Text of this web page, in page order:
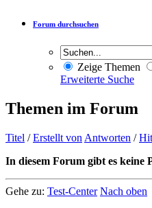
Forum durchsuchen
Zeige Themen
Erweiterte Suche
Themen im Forum
Titel /Erstellt von Antworten /
In diesem Forum gibt es keine
Gehe zu: Test-Center Nach oben